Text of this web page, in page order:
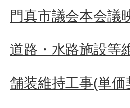
門真市議会本会議
道路・水路施設等
舗装維持工事(単価